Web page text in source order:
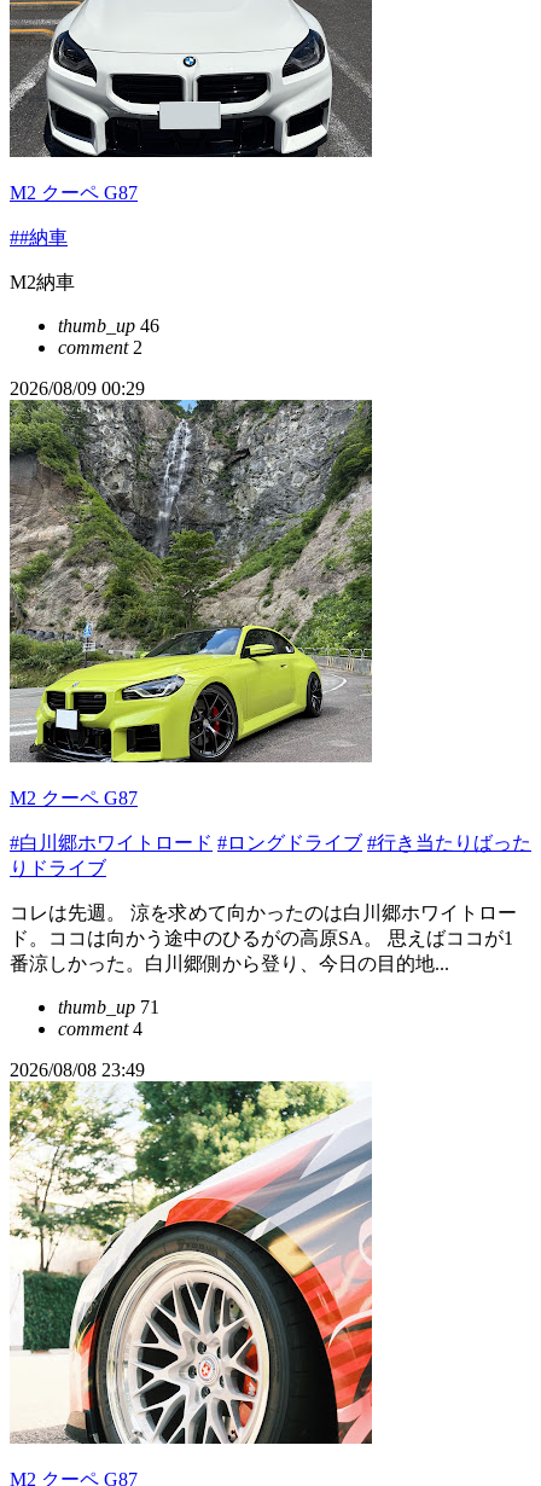
M2 クーペ G87
##納車
M2納車
thumb_up 46
comment2
2026/08/09 00:29
M2 クーペ G87
#白川郷ホワイトロード #ロングドライブ #行き当たりばった
りドライブ
コレは先週。 涼を求めて向かったのは白川郷ホワイトロー
ド。ココは向かう途中のひるがの高原SA。 思えばココが1
番涼しかった。白川郷側から登り、今日の目的地...
thumb_up 71
comment4
2026/08/08 23:49
M2 クーペ G87